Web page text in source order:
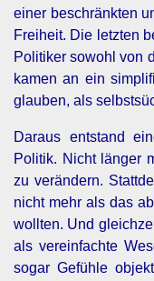
einer beschränkten
Freiheit. Die letzten
Politiker sowohl von
kamen an ein
glauben, als
Daraus entstand
Politik. Nicht länger
zu verändern.
nicht mehr als das
wollten. Und
als vereinfachte
sogar Gefühle